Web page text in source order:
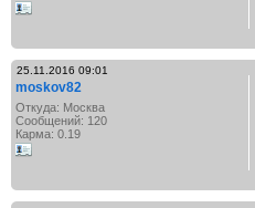
25.11.2016 09:01
moskov82
Откуда: Москва
Сообщений: 120
Карма: 0.19